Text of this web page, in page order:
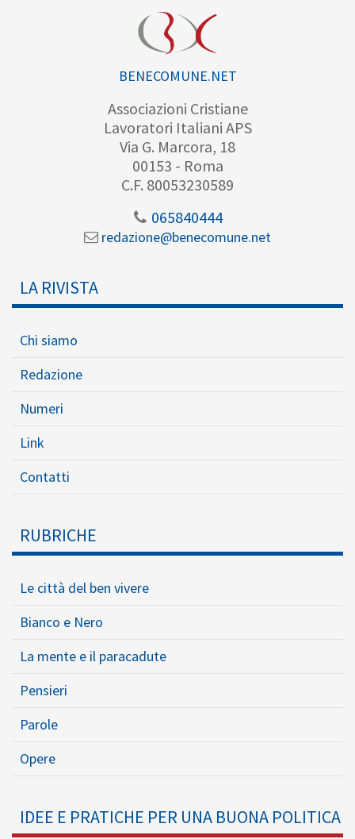
BENECOMUNE.NET
Associazioni Cristiane
Lavoratori Italiani APS
Via G. Marcora, 18
00153 - Roma
C.F. 80053230589
065840444
redazione@benecomune.net
LA RIVISTA
Chi siamo
Redazione
Numeri
Link
Contatti
RUBRICHE
Le città del ben vivere
Bianco e Nero
La mente e il paracadute
Pensieri
Parole
Opere
IDEE E PRATICHE PER UNA BUONA POLITICA